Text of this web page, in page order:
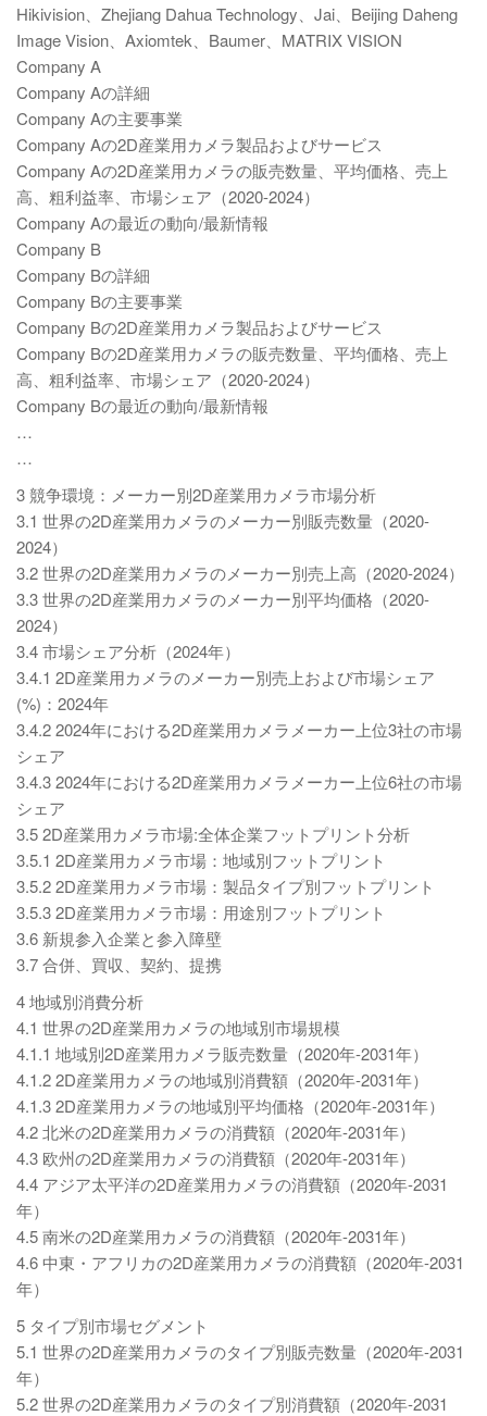
Hikivision、Zhejiang Dahua Technology、Jai、Beijing Daheng
Image Vision、Axiomtek、Baumer、MATRIX VISION
Company A
Company Aの詳細
Company Aの主要事業
Company Aの2D産業用カメラ製品およびサービス
Company Aの2D産業用カメラの販売数量、平均価格、売上
高、粗利益率、市場シェア（2020-2024）
Company Aの最近の動向/最新情報
Company B
Company Bの詳細
Company Bの主要事業
Company Bの2D産業用カメラ製品およびサービス
Company Bの2D産業用カメラの販売数量、平均価格、売上
高、粗利益率、市場シェア（2020-2024）
Company Bの最近の動向/最新情報
…
…
3 競争環境：メーカー別2D産業用カメラ市場分析
3.1 世界の2D産業用カメラのメーカー別販売数量（2020-
2024）
3.2 世界の2D産業用カメラのメーカー別売上高（2020-2024）
3.3 世界の2D産業用カメラのメーカー別平均価格（2020-
2024）
3.4 市場シェア分析（2024年）
3.4.1 2D産業用カメラのメーカー別売上および市場シェア
(%)：2024年
3.4.2 2024年における2D産業用カメラメーカー上位3社の市場
シェア
3.4.3 2024年における2D産業用カメラメーカー上位6社の市場
シェア
3.5 2D産業用カメラ市場:全体企業フットプリント分析
3.5.1 2D産業用カメラ市場：地域別フットプリント
3.5.2 2D産業用カメラ市場：製品タイプ別フットプリント
3.5.3 2D産業用カメラ市場：用途別フットプリント
3.6 新規参入企業と参入障壁
3.7 合併、買収、契約、提携
4 地域別消費分析
4.1 世界の2D産業用カメラの地域別市場規模
4.1.1 地域別2D産業用カメラ販売数量（2020年-2031年）
4.1.2 2D産業用カメラの地域別消費額（2020年-2031年）
4.1.3 2D産業用カメラの地域別平均価格（2020年-2031年）
4.2 北米の2D産業用カメラの消費額（2020年-2031年）
4.3 欧州の2D産業用カメラの消費額（2020年-2031年）
4.4 アジア太平洋の2D産業用カメラの消費額（2020年-2031
年）
4.5 南米の2D産業用カメラの消費額（2020年-2031年）
4.6 中東・アフリカの2D産業用カメラの消費額（2020年-2031
年）
5 タイプ別市場セグメント
5.1 世界の2D産業用カメラのタイプ別販売数量（2020年-2031
年）
5.2 世界の2D産業用カメラのタイプ別消費額（2020年-2031